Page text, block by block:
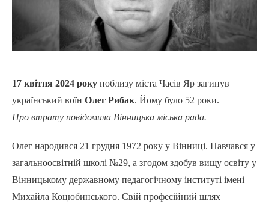
17 квітня 2024 року поблизу міста Часів Яр загинув
український воїн Олег Рибак. Йому було 52 роки.
Про втрату повідомила Вінницька міська рада.
Олег народився 21 грудня 1972 року у Вінниці. Навчався у
загальноосвітній школі №29, а згодом здобув вищу освіту у
Вінницькому державному педагогічному інституті імені
Михайла Коцюбинського. Свій професійний шлях